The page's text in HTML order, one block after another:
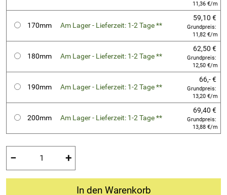
11,36 €/m
170mm Am Lager - Lieferzeit: 1-2 Tage **
59,10 €
Grundpreis:
11,82 €/m
180mm Am Lager - Lieferzeit: 1-2 Tage **
62,50 €
Grundpreis:
12,50 €/m
190mm Am Lager - Lieferzeit: 1-2 Tage **
66,- €
Grundpreis:
13,20 €/m
200mm Am Lager - Lieferzeit: 1-2 Tage **
69,40 €
Grundpreis:
13,88 €/m
− +
In den Warenkorb